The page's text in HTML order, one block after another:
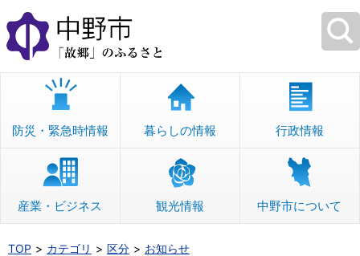
本
文
へ
移
防災・緊急時情報 暮らしの情報 行政情報
産業・ビジネス 観光情報 中野市について
TOP カテゴリ 区分 お知らせ